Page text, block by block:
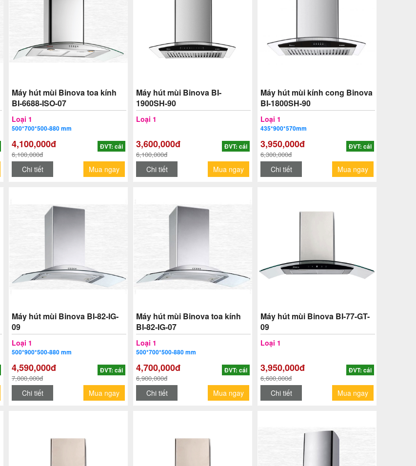
Máy hút mùi Binova toa kính
BI-6688-ISO-07
Loại 1
500*700*500-880 mm
4,100,000đ
6,100,000đ
ĐVT: cái
Chi tiết Mua ngay
Máy hút mùi Binova BI-
1900SH-90
Loại 1
3,600,000đ
6,100,000đ
ĐVT: cái
Chi tiết Mua ngay
Máy hút mùi kính cong Binova
BI-1800SH-90
Loại 1
435*900*570mm
3,950,000đ
6,300,000đ
ĐVT: cái
Chi tiết Mua ngay
Máy hút mùi Binova BI-82-IG-
09
Loại 1
500*900*500-880 mm
4,590,000đ
7,000,000đ
ĐVT: cái
Chi tiết Mua ngay
Máy hút mùi Binova toa kính
BI-82-IG-07
Loại 1
500*700*500-880 mm
4,700,000đ
6,900,000đ
ĐVT: cái
Chi tiết Mua ngay
Máy hút mùi Binova BI-77-GT-
09
Loại 1
3,950,000đ
6,600,000đ
ĐVT: cái
Chi tiết Mua ngay